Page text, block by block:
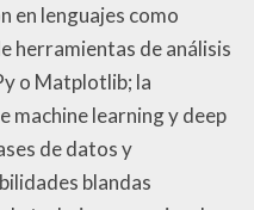
en lenguajes como
herramientas de análisis
o Matplotlib; la
machine learning y deep
de datos y
blandas